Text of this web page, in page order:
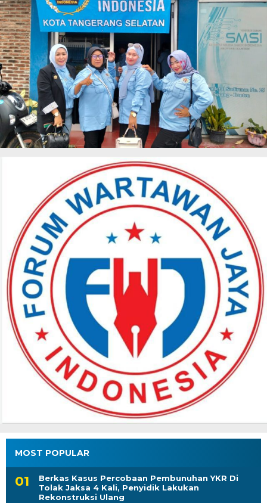
MOST POPULAR
Berkas Kasus Percobaan Pembunuhan YKR Di
Tolak Jaksa 4 Kali, Penyidik Lakukan
Rekonstruksi Ulang